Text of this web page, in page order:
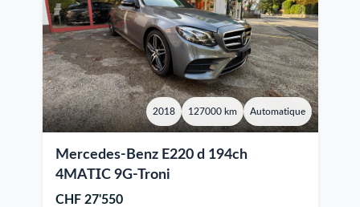
2018 127000 km Automatique
Mercedes-Benz E220 d 194ch
4MATIC 9G-Troni
CHF 27'550